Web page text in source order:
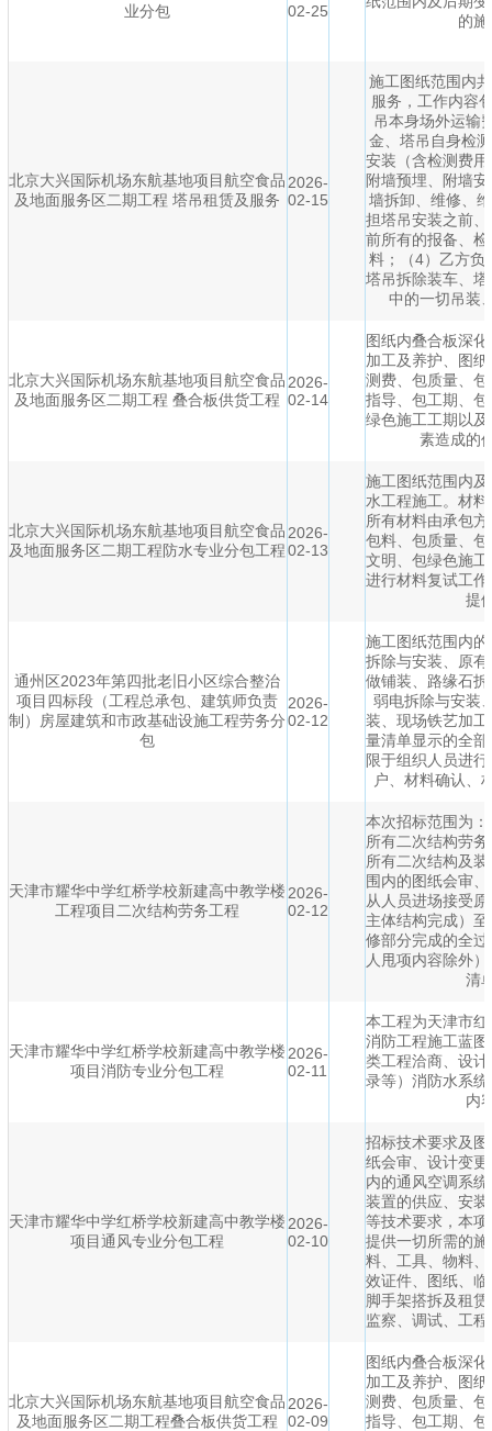
业分包
02-25
的
北京大兴国际机场东航基地项目航空食品
及地面服务区二期工程 塔吊租赁及服务
2026-
02-15
施工图纸范围内
服务，工作内容
吊本身场外运输
金、塔吊自身检
安装（含检测费
附墙预埋、附墙
墙拆卸、维修、
担塔吊安装之前
前所有的报备、
料；（4）乙方负
塔吊拆除装车、
中的一切吊装
北京大兴国际机场东航基地项目航空食品
及地面服务区二期工程 叠合板供货工程
2026-
02-14
图纸内叠合板深
加工及养护、图
测费、包质量、
指导、包工期、
绿色施工工期以
素造成的
北京大兴国际机场东航基地项目航空食品
及地面服务区二期工程防水专业分包工程
2026-
02-13
施工图纸范围内
水工程施工。材
所有材料由承包
包料、包质量、
文明、包绿色施
进行材料复试工
提
通州区2023年第四批老旧小区综合整治
项目四标段（工程总承包、建筑师负责
制）房屋建筑和市政基础设施工程劳务分
包
2026-
02-12
施工图纸范围内
拆除与安装、原
做铺装、路缘石
弱电拆除与安装
装、现场铁艺加
量清单显示的全
限于组织人员进
户、材料确认、
天津市耀华中学红桥学校新建高中教学楼
工程项目二次结构劳务工程
2026-
02-12
本次招标范围为
所有二次结构劳
所有二次结构及
围内的图纸会审
从人员进场接受
主体结构完成）
修部分完成的全
人甩项内容除外
清
天津市耀华中学红桥学校新建高中教学楼
项目消防专业分包工程
2026-
02-11
本工程为天津市
消防工程施工蓝
类工程洽商、设
录等）消防水系
内
天津市耀华中学红桥学校新建高中教学楼
项目通风专业分包工程
2026-
02-10
招标技术要求及
纸会审、设计变
内的通风空调系
装置的供应、安
等技术要求，本
提供一切所需的
料、工具、物料
效证件、图纸、
脚手架搭拆及租
监察、调试、工
北京大兴国际机场东航基地项目航空食品
及地面服务区二期工程叠合板供货工程
2026-
02-09
图纸内叠合板深
加工及养护、图
测费、包质量、
指导、包工期、